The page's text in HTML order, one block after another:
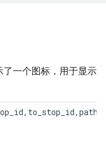
一个图标，用于显示